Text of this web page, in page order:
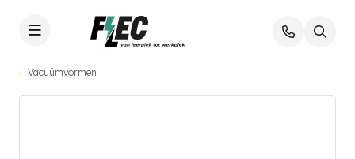
Vacuümvormen